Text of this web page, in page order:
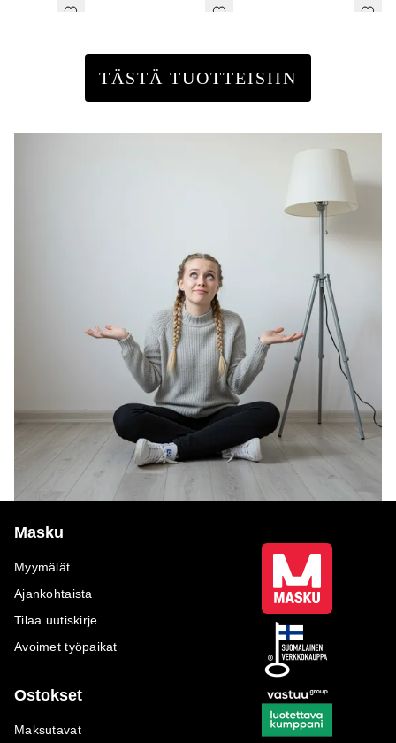
TÄSTÄ TUOTTEISIIN
Masku
Myymälät
Ajankohtaista
Tilaa uutiskirje
Avoimet työpaikat
Ostokset
Maksutavat